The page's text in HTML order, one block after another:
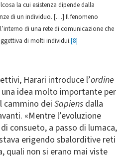
la cui esistenza dipende dalla
di un individuo. […] Il fenomeno
di una rete di comunicazione che
di molti individui.[8]
Harari introduce l’ordine
una idea molto importante per
cammino dei Sapiens dalla
«Mentre l’evoluzione
consueto, a passo di lumaca,
erigendo sbalorditive reti
quali non si erano mai viste